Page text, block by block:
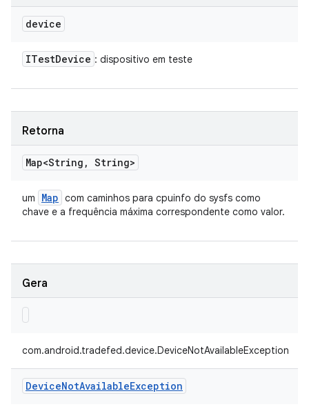
device
ITestDevice : dispositivo em teste
Retorna
Map<String , String>
um Map com caminhos para cpuinfo do sysfs como
chave e a frequência máxima correspondente como valor.
Gera
com.android.tradefed.device.DeviceNotAvailableException
DeviceNotAvailableException